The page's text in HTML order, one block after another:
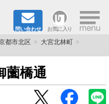
問い合わせ お気に入り ×
都市北区
大宮北林町
薗橋通